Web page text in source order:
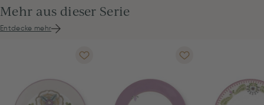
Mehr aus dieser Serie
Entdecke mehr